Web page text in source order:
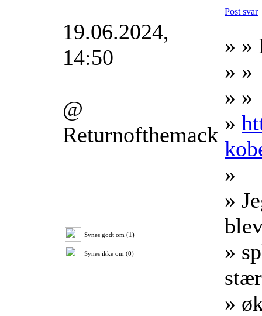
19.06.2024,
14:50
@
Returnofthemack
Synes godt om (1)
Synes ikke om (0)
Post svar
» »
» »
» »
»
»
»
»
»